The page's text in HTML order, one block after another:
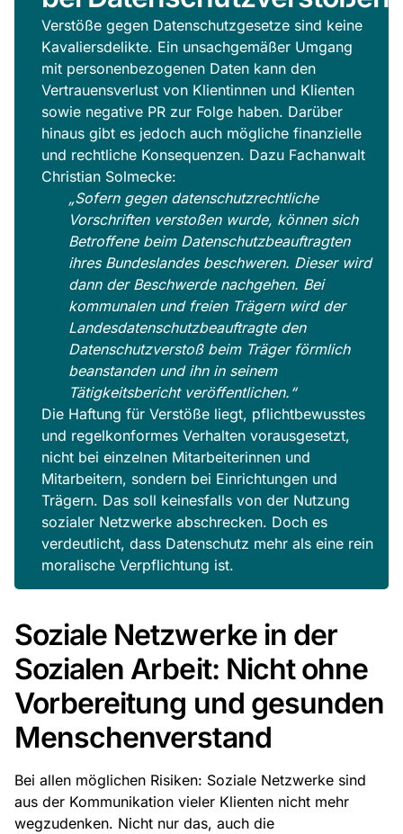
Verstöße gegen Datenschutzgesetze sind keine
Kavaliersdelikte. Ein unsachgemäßer Umgang
mit personenbezogenen Daten kann den
Vertrauensverlust von Klientinnen und Klienten
sowie negative PR zur Folge haben. Darüber
hinaus gibt es jedoch auch mögliche finanzielle
und rechtliche Konsequenzen. Dazu Fachanwalt
Christian Solmecke:
„Sofern gegen datenschutzrechtliche
Vorschriften verstoßen wurde, können sich
Betroffene beim Datenschutzbeauftragten
ihres Bundeslandes beschweren. Dieser wird
dann der Beschwerde nachgehen. Bei
kommunalen und freien Trägern wird der
Landesdatenschutzbeauftragte den
Datenschutzverstoß beim Träger förmlich
beanstanden und ihn in seinem
Tätigkeitsbericht veröffentlichen.“
Die Haftung für Verstöße liegt, pflichtbewusstes
und regelkonformes Verhalten vorausgesetzt,
nicht bei einzelnen Mitarbeiterinnen und
Mitarbeitern, sondern bei Einrichtungen und
Trägern. Das soll keinesfalls von der Nutzung
sozialer Netzwerke abschrecken. Doch es
verdeutlicht, dass Datenschutz mehr als eine rein
moralische Verpflichtung ist.
Soziale Netzwerke in der
Sozialen Arbeit: Nicht ohne
Vorbereitung und gesunden
Menschenverstand
Bei allen möglichen Risiken: Soziale Netzwerke sind
aus der Kommunikation vieler Klienten nicht mehr
wegzudenken. Nicht nur das, auch die